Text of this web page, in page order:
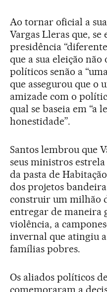
Ao tornar oficial a
Vargas Lleras que,
presidência
que a sua eleição não
políticos senão a
que assegurou que o
amizade com o
qual se baseia em “a
honestidade”.
Santos lembrou que
seus ministros
da pasta de
dos projetos
construir um milhão
entregar de maneira
violência, a
invernal que atingiu a
famílias pobres.
Os aliados políticos
comemoraram a